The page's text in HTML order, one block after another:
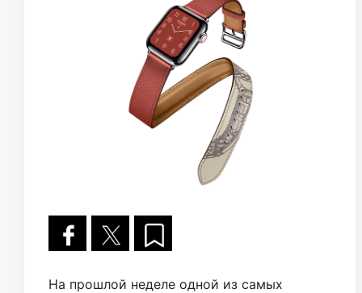
На прошлой неделе одной из самых